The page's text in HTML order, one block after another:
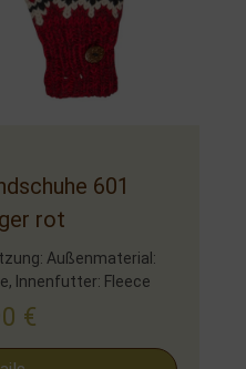
601
rot
Außenmaterial:
Innenfutter: Fleece
€